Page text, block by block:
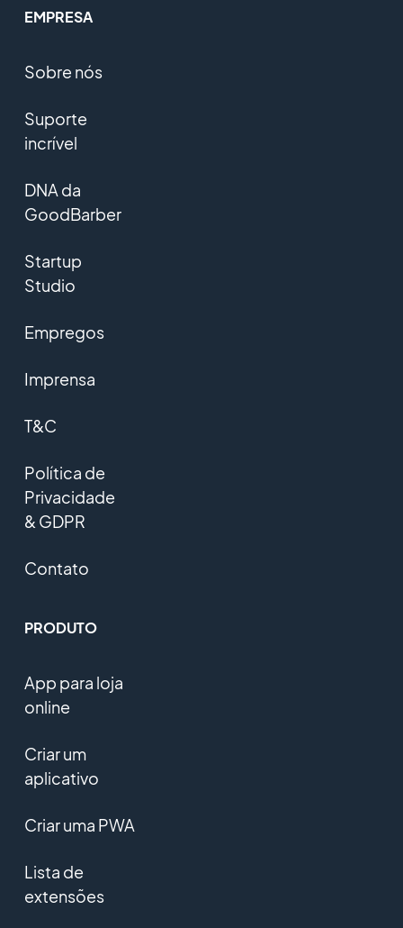
EMPRESA
Sobre nós
Suporte
incrível
DNA da
GoodBarber
Startup
Studio
Empregos
Imprensa
T&C
Política de
Privacidade
& GDPR
Contato
PRODUTO
App para loja
online
Criar um
aplicativo
Criar uma PWA
Lista de
extensões